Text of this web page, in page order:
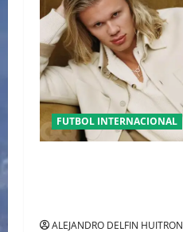
FUTBOL INTERNACIONAL
ALEJANDRO DELFIN HUITRON